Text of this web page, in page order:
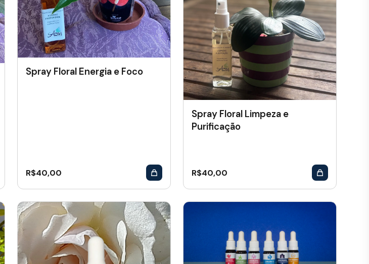
Spray Floral Energia e Foco
R$40,00
Spray Floral Limpeza e
Purificação
R$40,00